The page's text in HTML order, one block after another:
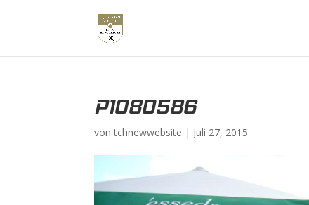
P1080586
vontchnewwebsite | Juli 27, 2015